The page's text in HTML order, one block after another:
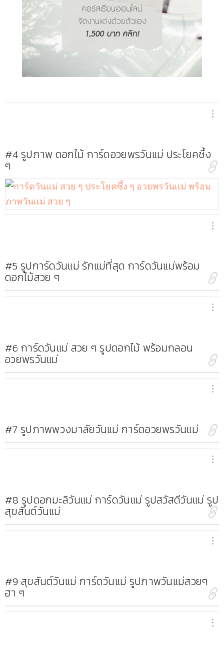
#4รูปภาพ ดอกไม้ การ์ดอวยพรวันแม่ ประโยคซึ้ง
ๆ
#5 รูปการ์ดวันแม่ รักแม่ที่สุด การ์ดวันแม่พร้อม
ดอกไม้สวย ๆ
#6 การ์ดวันแม่ สวย ๆ รูปดอกไม้ พร้อมกลอน
อวยพรวันแม่
#7 รูปภาพพวงมาลัยวันแม่ การ์ดอวยพรวันแม่
#8 รูปดอกมะลิวันแม่ การ์ดวันแม่ รูปสวัสดีวันแม่ รูป
สุขสันต์วันแม่
#9 สุขสันต์วันแม่ การ์ดวันแม่ รูปภาพวันแม่สวยๆ
ฮา ๆ